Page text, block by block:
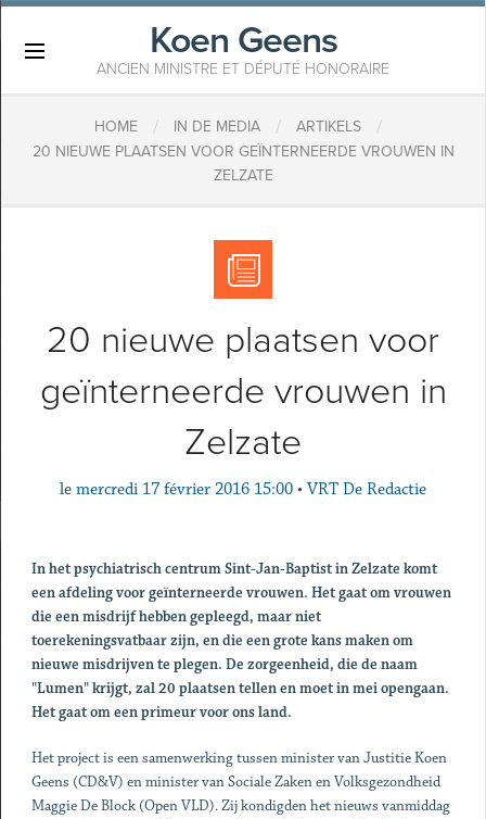
Koen Geens
ANCIEN MINISTRE ET DÉPUTÉ HONORAIRE
HOME / IN DE MEDIA / ARTIKELS /
20 NIEUWE PLAATSEN VOOR GEÏNTERNEERDE VROUWEN IN
ZELZATE
20 nieuwe plaatsen voor
geïnterneerde vrouwen in
Zelzate
le mercredi 17 février 2016 15:00 • VRT De Redactie
In het psychiatrisch centrum Sint-Jan-Baptist in Zelzate komt
een afdeling voor geïnterneerde vrouwen. Het gaat om vrouwen
die een misdrijf hebben gepleegd, maar niet
toerekeningsvatbaar zijn, en die een grote kans maken om
nieuwe misdrijven te plegen. De zorgeenheid, die de naam
"Lumen" krijgt, zal 20 plaatsen tellen en moet in mei opengaan.
Het gaat om een primeur voor ons land.
Het project is een samenwerking tussen minister van Justitie Koen
Geens (CD&V) en minister van Sociale Zaken en Volksgezondheid
Maggie De Block (Open VLD). Zij kondigden het nieuws vanmiddag